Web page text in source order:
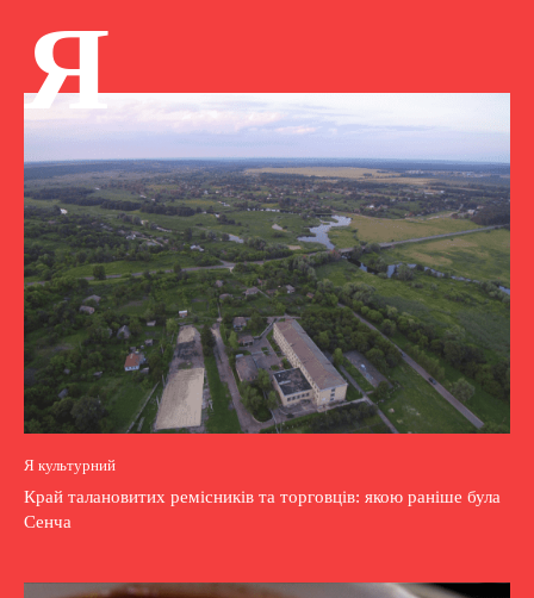
Я
Я культурний
Край талановитих ремісників та торговців: якою раніше була
Сенча